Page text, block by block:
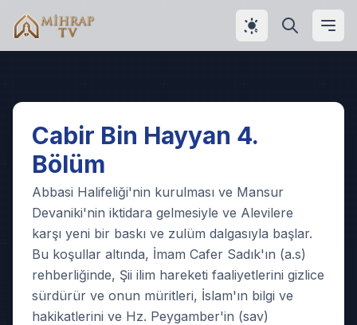
Play
Video
Cabir Bin Hayyan 4.
Bölüm
Abbasi Halifeliği'nin kurulması ve Mansur
Devaniki'nin iktidara gelmesiyle ve Alevilere
karşı yeni bir baskı ve zulüm dalgasıyla başlar.
Bu koşullar altında, İmam Cafer Sadık'ın (a.s)
rehberliğinde, Şii ilim hareketi faaliyetlerini gizlice
sürdürür ve onun müritleri, İslam'ın bilgi ve
hakikatlerini ve Hz. Peygamber'in (sav)